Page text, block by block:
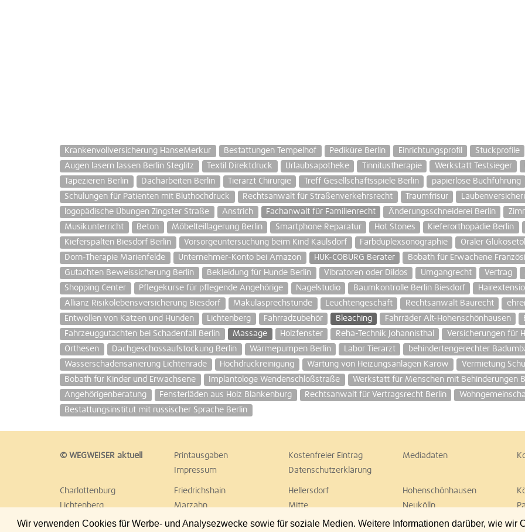
Wir verwenden Cookies für Werbe- und Analysezwecke sowie für soziale Medien. Weitere Informationen darüber, wie wir
Krankenvollversicherung HanseMerkur Bestattungen Tempelhof Pediküre Berlin Einrichtungsprofil Stuckprofile
Augen lasern lassen Berlin Steglitz
Textil Direktdruck Urlaubsapotheke Tinnitustherapie Werkstatt Testsieger
Tapezieren Berlin
Dacharbeiten Berlin Tierarzt Chirurgie Treff Gesellschaftsspiele Berlin papierlose Buchführung
Schulungen für Patienten mit Bluthochdruck
Rechtsanwalt für Straßenverkehrsrecht Traumfrisur
logopädische Übungen Zingster Straße
Anstrich Fachanwalt für Familienrecht Änderungsschneiderei Berlin
Musikunterricht
Beton Möbelteillagerung Berlin Smartphone Reparatur Hot Stones Kieferorthopädie Berlin
Kieferspalten Biesdorf Berlin
Vorsorgeuntersuchung beim Kind Kaulsdorf Farbduplexsonographie Oraler
Dorn-Therapie Marienfelde
Unternehmer-Konto bei Amazon HUK-COBURG Berater Bobath für Erwachene
Gutachten Beweissicherung Berlin
Bekleidung für Hunde Berlin Vibratoren oder Dildos Umgangrecht Vertrag
Shopping Center
Pflegekurse für pflegende Angehörige Nagelstudio Baumkontrolle Berlin Biesdorf
Allianz Risikolebensversicherung Biesdorf
Makulasprechstunde Leuchtengeschäft Rechtsanwalt Baurecht
Entwollen von Katzen und Hunden
Lichtenberg Fahrradzubehör Bleaching Fahrräder Alt-Hohenschönhausen
Fahrzeuggutachten bei Schadenfall Berlin
Massage Holzfenster Reha-Technik Johannisthal Versicherungen für
Orthesen
Dachgeschossaufstockung Berlin Wärmepumpen Berlin Labor Tierarzt behindertengerechter
Wasserschadensanierung Lichtenrade
Hochdruckreinigung Wartung von Heizungsanlagen Karow Vermietung
Bobath für Kinder und Erwachsene
Implantologe Wendenschloßstraße Werkstatt für Menschen mit Behinderungen
Angehörigenberatung
Fensterläden aus Holz Blankenburg Rechtsanwalt für Vertragsrecht Berlin
Bestattungsinstitut mit russischer Sprache Berlin
© WEGWEISER aktuell Printausgaben Kostenfreier Eintrag Mediadaten
Impressum
Datenschutzerklärung
Charlottenburg Friedrichshain Hellersdorf Hohenschönhausen
Lichtenberg
Marzahn Mitte Neukölln
Reinickendorf
Schöneberg Spandau Steglitz